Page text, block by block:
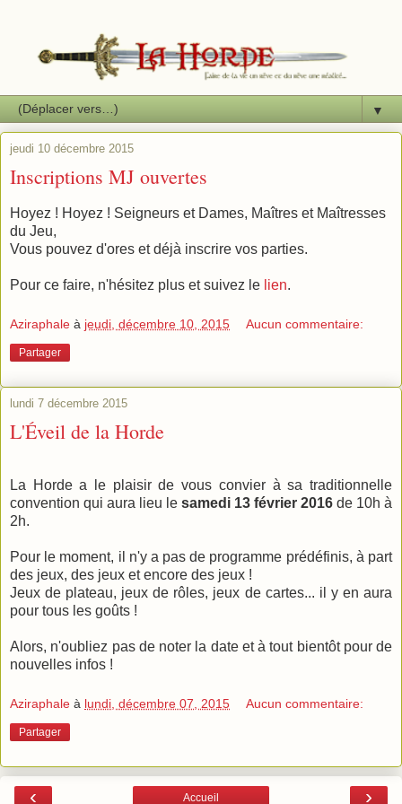
▼
jeudi 10 décembre 2015
Inscriptions MJ ouvertes
Hoyez ! Hoyez ! Seigneurs et Dames, Maîtres et Maîtresses
du Jeu,
Vous pouvez d'ores et déjà inscrire vos parties.
Pour ce faire, n'hésitez plus et suivez le lien.
Aziraphale à jeudi, décembre 10, 2015 Aucun commentaire:
Partager
lundi 7 décembre 2015
L'Éveil de la Horde
La Horde a le plaisir de vous convier à sa traditionnelle
convention qui aura lieu le samedi 13 février 2016 de 10h à
2h.
Pour le moment, il n'y a pas de programme prédéfinis, à part
des jeux, des jeux et encore des jeux !
Jeux de plateau, jeux de rôles, jeux de cartes... il y en aura
pour tous les goûts !
Alors, n'oubliez pas de noter la date et à tout bientôt pour de
nouvelles infos !
Aziraphale à lundi, décembre 07, 2015 Aucun commentaire:
Partager
‹ ›
Accueil